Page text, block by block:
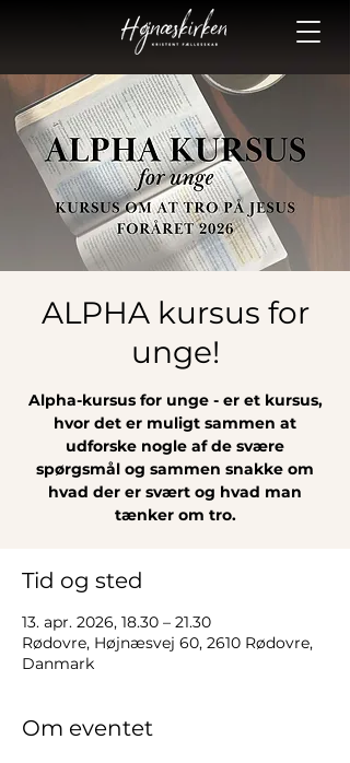
ALPHA kursus for
unge!
Alpha-kursus for unge - er et kursus,
hvor det er muligt sammen at
udforske nogle af de svære
spørgsmål og sammen snakke om
hvad der er svært og hvad man
tænker om tro.
Tid og sted
13. apr. 2026, 18.30 – 21.30
Rødovre, Højnæsvej 60, 2610 Rødovre,
Danmark
Om eventet